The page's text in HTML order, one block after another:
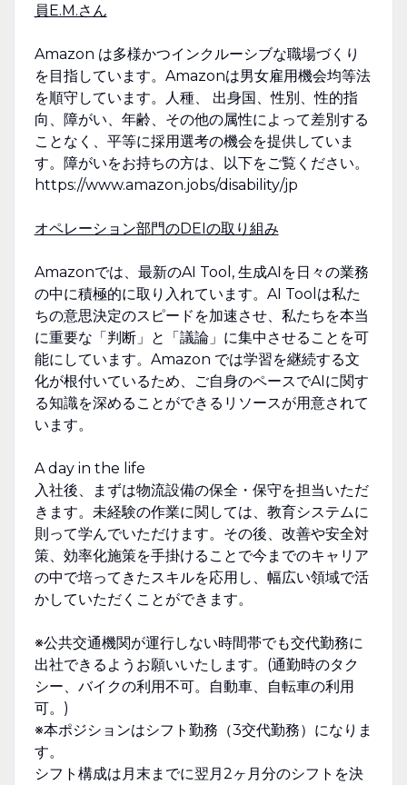
員E.M.さん
Amazon は多様かつインクルーシブな職場づくり
を目指しています。Amazonは男女雇用機会均等法
を順守しています。人種、 出身国、性別、性的指
向、障がい、年齢、その他の属性によって差別する
ことなく、平等に採用選考の機会を提供していま
す。障がいをお持ちの方は、以下をご覧ください。
https://www.amazon.jobs/disability/jp
オペレーション部門のDEIの取り組み
Amazonでは、最新のAI Tool, 生成AIを日々の業務
の中に積極的に取り入れています。AI Toolは私た
ちの意思決定のスピードを加速させ、私たちを本当
に重要な「判断」と「議論」に集中させることを可
能にしています。Amazon では学習を継続する文
化が根付いているため、ご自身のペースでAIに関す
る知識を深めることができるリソースが用意されて
います。
A day in the life
入社後、まずは物流設備の保全・保守を担当いただ
きます。未経験の作業に関しては、教育システムに
則って学んでいただけます。その後、改善や安全対
策、効率化施策を手掛けることで今までのキャリア
の中で培ってきたスキルを応用し、幅広い領域で活
かしていただくことができます。
※公共交通機関が運行しない時間帯でも交代勤務に
出社できるようお願いいたします。(通勤時のタク
シー、バイクの利用不可。自動車、自転車の利用
可。)
※本ポジションはシフト勤務（3交代勤務）になりま
す。
シフト構成は月末までに翌月2ヶ月分のシフトを決